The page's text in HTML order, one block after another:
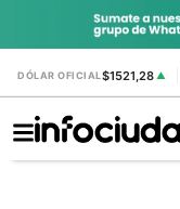
DÓLAR OFICIAL$1521,28 ▲